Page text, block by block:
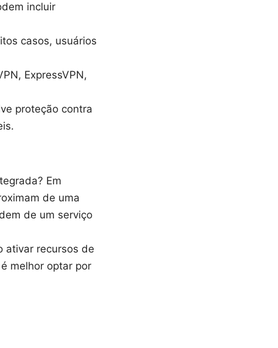
incluir
casos, usuários
ExpressVPN,
proteção contra
Em
de uma
de um serviço
ativar recursos de
melhor optar por